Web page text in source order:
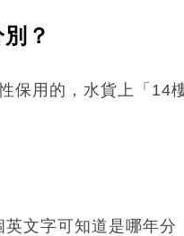
？
保用的，水貨上「14
文字可知道是哪年